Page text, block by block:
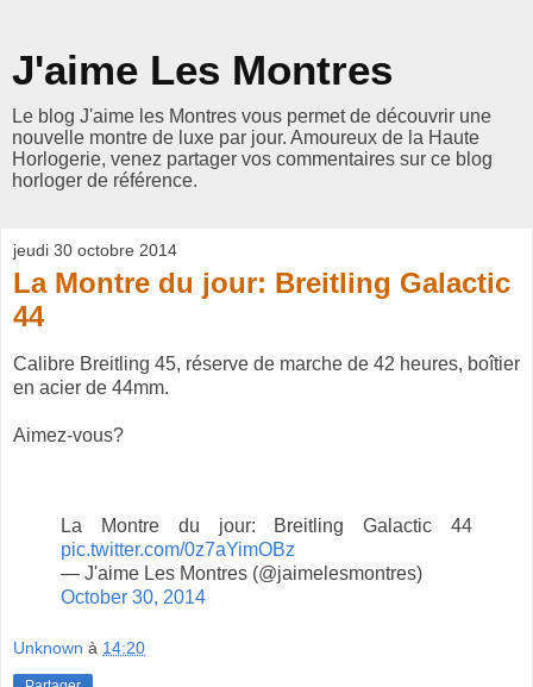
J'aime Les Montres
Le blog J'aime les Montres vous permet de découvrir une
nouvelle montre de luxe par jour. Amoureux de la Haute
Horlogerie, venez partager vos commentaires sur ce blog
horloger de référence.
jeudi 30 octobre 2014
La Montre du jour: Breitling Galactic
44
Calibre Breitling 45, réserve de marche de 42 heures, boîtier
en acier de 44mm.
Aimez-vous?
La Montre du jour: Breitling Galactic 44
pic.twitter.com/0z7aYimOBz
— J'aime Les Montres (@jaimelesmontres)
October 30, 2014
Unknown à 14:20